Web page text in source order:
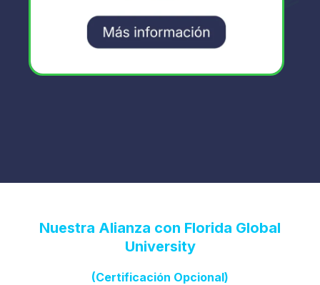
Nuestra Alianza con Florida Global
University
(Certificación Opcional)